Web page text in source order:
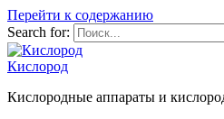
Перейти к содержанию
Search for:
Кислород
Кислородные аппараты и